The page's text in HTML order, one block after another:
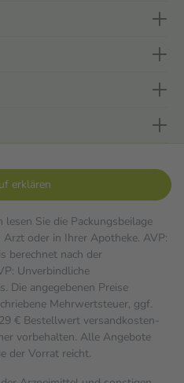
erklären
Sie die Packungsbeilage
oder in Ihrer Apotheke. AVP:
berechnet nach der
Unverbindliche
Die angegebenen Preise
Mehrwertsteuer, ggf.
€ Bestell­wert versand­kosten­
vorbehalten. Alle Angebote
der Vorrat reicht.